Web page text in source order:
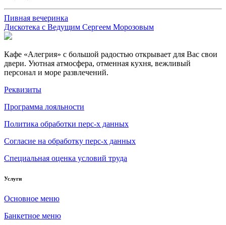
Пивная вечеринка
Дискотека с Ведущим Сергеем Морозовым
Кафе «Алегрия» с большой радостью открывает для Вас свои
двери. Уютная атмосфера, отменная кухня, вежливый
персонал и море развлечений.
Реквизиты
Программа лояльности
Политика обработки перс-х данных
Согласие на обработку перс-х данных
Специальная оценка условий труда
Услуги
Основное меню
Банкетное меню